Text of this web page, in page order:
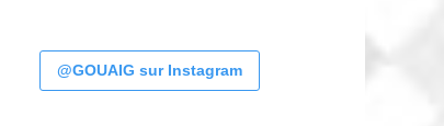
@GOUAIG sur Instagram